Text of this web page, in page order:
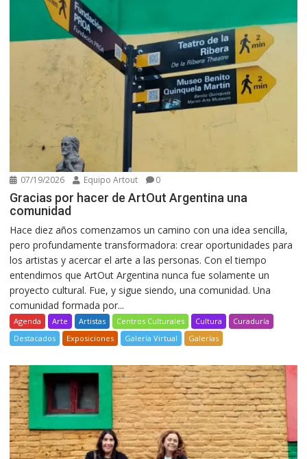
07/19/2026 Equipo Artout 0
Gracias por hacer de ArtOut Argentina una
comunidad
Hace diez años comenzamos un camino con una idea sencilla,
pero profundamente transformadora: crear oportunidades para
los artistas y acercar el arte a las personas. Con el tiempo
entendimos que ArtOut Argentina nunca fue solamente un
proyecto cultural. Fue, y sigue siendo, una comunidad. Una
comunidad formada por...
Agenda Arte Artistas Centros Culturales Cultura
Curaduría
Destacados
Exposiciones Galería Virtual Galerías